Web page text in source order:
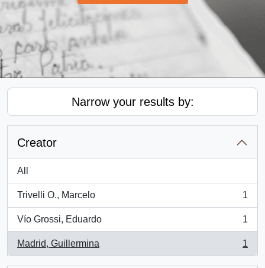
Narrow your results by:
Creator
All
Trivelli O., Marcelo
, 1 results
1
Vío Grossi, Eduardo
, 1 results
1
Madrid, Guillermina
, 1 results
1